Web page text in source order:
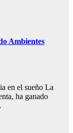
Ambientes
en el sueño La
ha ganado